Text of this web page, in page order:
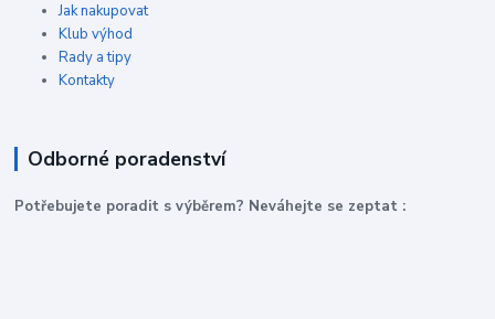
Jak nakupovat
Klub výhod
Rady a tipy
Kontakty
Odborné poradenství
Potřebujete poradit s výběrem? Neváhejte se zeptat :